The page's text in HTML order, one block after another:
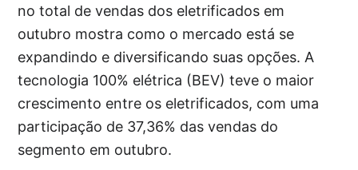
no total de vendas dos eletrificados em
outubro mostra como o mercado está se
expandindo e diversificando suas opções. A
tecnologia 100% elétrica (BEV) teve o maior
crescimento entre os eletrificados, com uma
participação de 37,36% das vendas do
segmento em outubro.